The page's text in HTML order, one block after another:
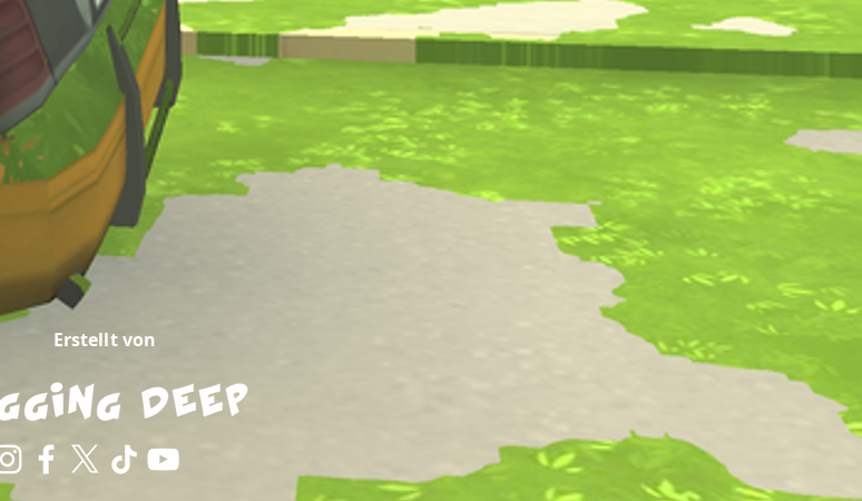
Erstellt von